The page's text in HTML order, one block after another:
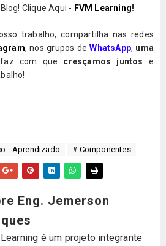
Clique Aqui - FVM Learning!
trabalho, compartilha nas redes
, nos grupos deWhatsApp, uma
com que cresçamos juntos
e
- Aprendizado # Componentes
Eng. Jemerson
é um projeto integrante